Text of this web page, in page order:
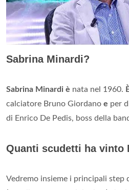
Sabrina Minardi?
Sabrina Minardi è nata nel 1960.
calciatore Bruno Giordano e per
di Enrico De Pedis, boss della
Quanti scudetti ha vinto
Vedremo insieme i principali step